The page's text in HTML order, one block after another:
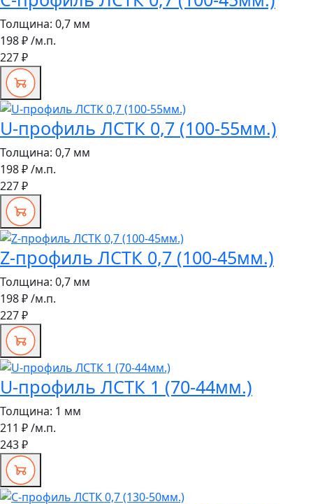
Толщина: 0,7 мм
198 ₽/м.п.
227 ₽
U-профиль ЛСТК 0,7 (100-55мм.)
Толщина: 0,7 мм
198 ₽/м.п.
227 ₽
Z-профиль ЛСТК 0,7 (100-45мм.)
Толщина: 0,7 мм
198 ₽/м.п.
227 ₽
U-профиль ЛСТК 1 (70-44мм.)
Толщина: 1 мм
211 ₽/м.п.
243 ₽